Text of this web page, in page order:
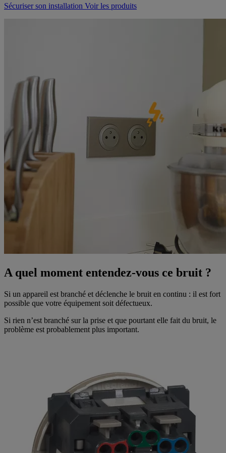
Sécuriser son installation Voir les produits
A quel moment entendez-vous ce bruit ?
Si un appareil est branché et déclenche le bruit en continu : il est fort
possible que votre équipement soit défectueux.
Si rien n’est branché sur la prise et que pourtant elle fait du bruit, le
problème est probablement plus important.